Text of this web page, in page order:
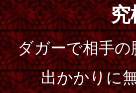
ダガーで相手
出かかりに